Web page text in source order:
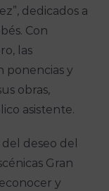
dedicados a
Con
las
ponencias y
obras,
asistente.
deseo del
Gran
y